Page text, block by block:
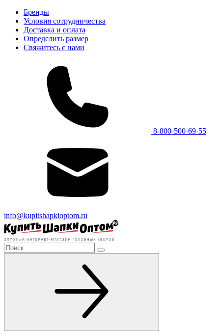
Бренды
Условия сотрудничества
Доставка и оплата
Определить размер
Свяжитесь с нами
8-800-500-69-55
info@kupitshapkioptom.ru